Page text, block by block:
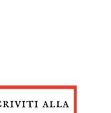
e per quali scopi.
elaborati i tuoi dati personali
sezione dettagli. Puoi